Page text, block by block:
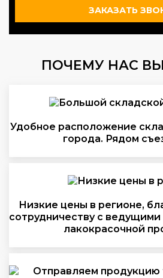
ЗАКАЗАТЬ
ПОЧЕМУ НАС
Удобное расположение
города. Рядом
Низкие цены в регионе,
сотрудничеству с
лакокрасочной